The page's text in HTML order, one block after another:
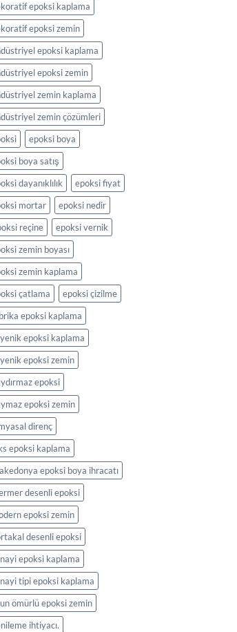
epoksi kaplama
epoksi zemin
epoksi kaplama
epoksi zemin
zemin kaplama
zemin çözümleri
epoksi boya
boya satış
dayanıklılık
epoksi fiyat
mortar
epoksi nedir
reçine
epoksi vernik
zemin boyası
zemin kaplama
çatlama
epoksi çizilme
epoksi kaplama
epoksi kaplama
epoksi zemin
epoksi
epoksi zemin
direnç
epoksi kaplama
epoksi boya ihracatı
desenli epoksi
epoksi zemin
desenli epoksi
epoksi kaplama
tipi epoksi kaplama
ömürlü epoksi zemin
ihtiyacı.